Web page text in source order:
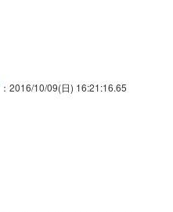
：2016/10/09(日) 16:21:16.65